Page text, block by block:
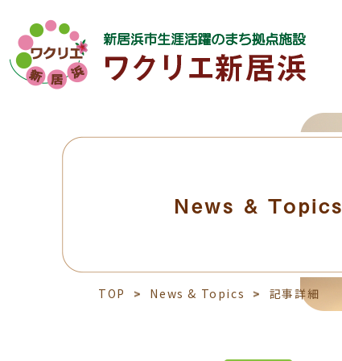
News & Topics
TOP News & Topics 記事詳細